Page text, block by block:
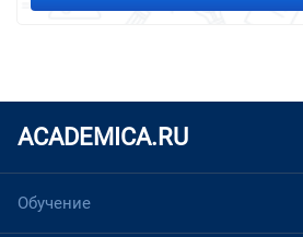
ACADEMICA.RU
Обучение